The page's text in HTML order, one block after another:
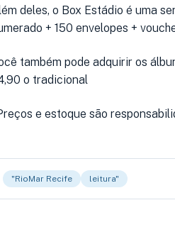
deles, o Box Estádio é uma
+ 150 envelopes +
também pode adquirir os
o tradicional
e estoque são
"RioMar Recife leitura"